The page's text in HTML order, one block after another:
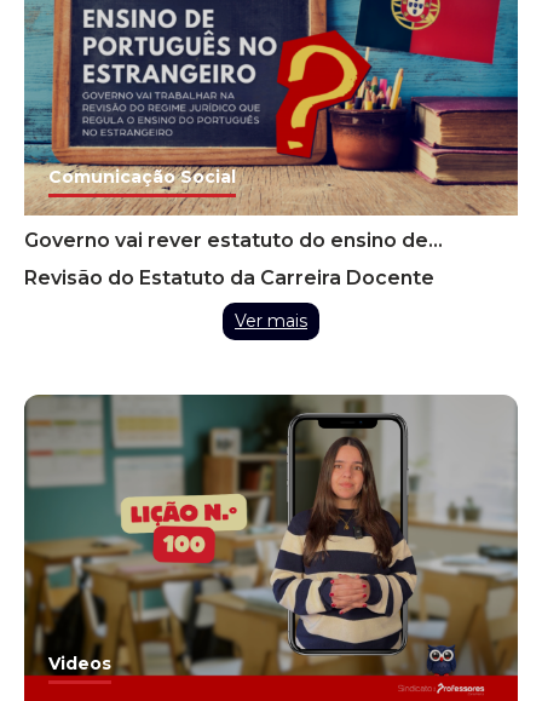
Comunicação Social
Governo vai rever estatuto do ensino de
português no estrangeiro para facilitar
recrutamento
Revisão do Estatuto da Carreira Docente
Ver mais
Videos